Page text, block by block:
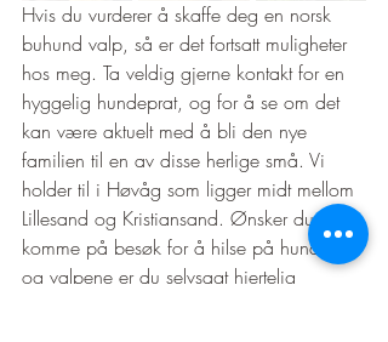
Hvis du vurderer å skaffe deg en norsk
buhund valp, så er det fortsatt muligheter
hos meg. Ta veldig gjerne kontakt for en
hyggelig hundeprat, og for å se om det
kan være aktuelt med å bli den nye
familien til en av disse herlige små. Vi
holder til i Høvåg som ligger midt mellom
Lillesand og Kristiansand. Ønsker du å
komme på besøk for å hilse på hundene
og valpene er du selvsagt hjertelig